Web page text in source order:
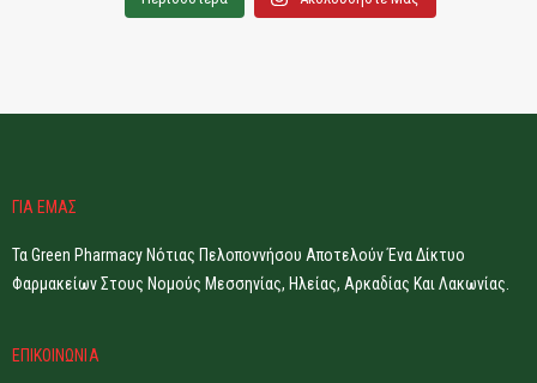
ΓΙΑ ΕΜΑΣ
Τα Green Pharmacy Νότιας Πελοποννήσου Αποτελούν Ένα Δίκτυο
Φαρμακείων Στους Νομούς Μεσσηνίας, Ηλείας, Αρκαδίας Και Λακωνίας.
ΕΠΙΚΟΙΝΩΝΙΑ